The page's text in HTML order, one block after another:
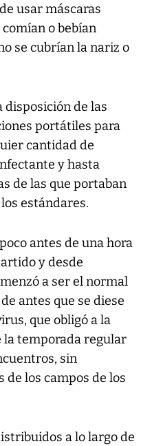
usar máscaras
o bebían
se cubrían la nariz o
disposición de las
portátiles para
cantidad de
y hasta
de las que portaban
estándares.
antes de una hora
y desde
a ser el normal
antes que se diese
que obligó a la
la temporada regular
sin
de los campos de los
a lo largo de